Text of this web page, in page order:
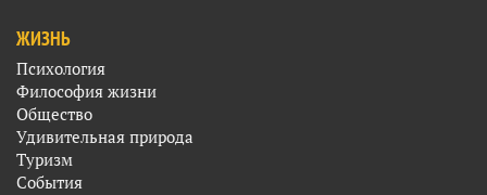
ЖИЗНЬ
Психология
Философия жизни
Общество
Удивительная природа
Туризм
События